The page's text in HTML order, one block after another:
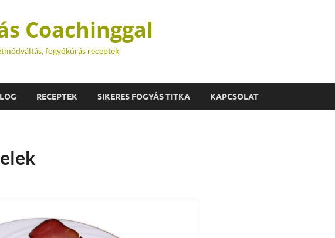
Coachinggal
fogyókúrás receptek
RECEPTEK SIKERES FOGYÁS TITKA KAPCSOLAT